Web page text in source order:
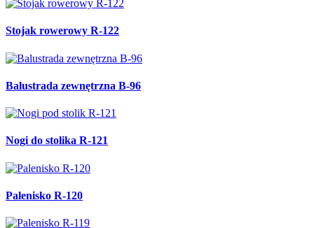
Stojak rowerowy R-122
Balustrada zewnętrzna B-96
Nogi do stolika R-121
Palenisko R-120